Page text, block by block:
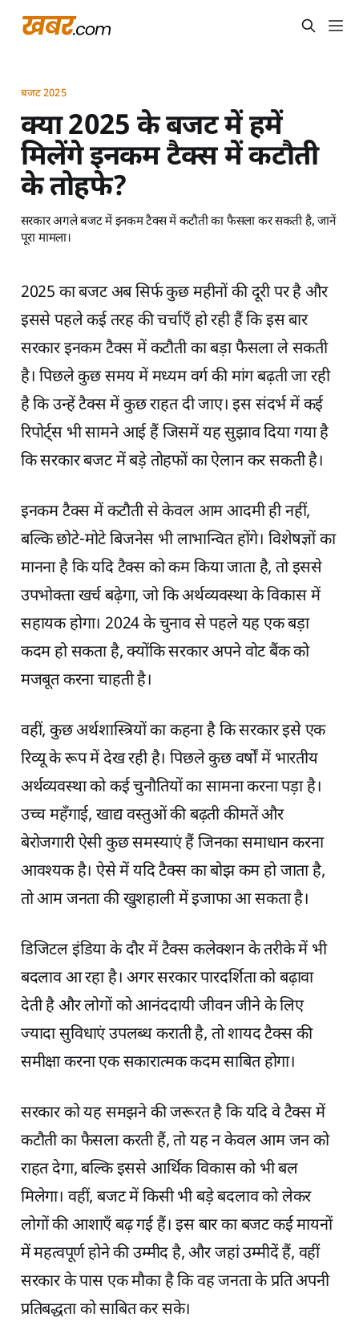
बजट 2025
क्या 2025 के बजट में हमें
मिलेंगे इनकम टैक्स में कटौती
के तोहफे?
सरकार अगले बजट में इनकम टैक्स में कटौती का फैसला कर सकती है, जानें
पूरा मामला।
2025 का बजट अब सिर्फ कुछ महीनों की दूरी पर है और
इससे पहले कई तरह की चर्चाएँ हो रही हैं कि इस बार
सरकार इनकम टैक्स में कटौती का बड़ा फैसला ले सकती
है। पिछले कुछ समय में मध्यम वर्ग की मांग बढ़ती जा रही
है कि उन्हें टैक्स में कुछ राहत दी जाए। इस संदर्भ में कई
रिपोर्ट्स भी सामने आई हैं जिसमें यह सुझाव दिया गया है
कि सरकार बजट में बड़े तोहफों का ऐलान कर सकती है।
इनकम टैक्स में कटौती से केवल आम आदमी ही नहीं,
बल्कि छोटे-मोटे बिजनेस भी लाभान्वित होंगे। विशेषज्ञों का
मानना है कि यदि टैक्स को कम किया जाता है, तो इससे
उपभोक्ता खर्च बढ़ेगा, जो कि अर्थव्यवस्था के विकास में
सहायक होगा। 2024 के चुनाव से पहले यह एक बड़ा
कदम हो सकता है, क्योंकि सरकार अपने वोट बैंक को
मजबूत करना चाहती है।
वहीं, कुछ अर्थशास्त्रियों का कहना है कि सरकार इसे एक
रिव्यू के रूप में देख रही है। पिछले कुछ वर्षों में भारतीय
अर्थव्यवस्था को कई चुनौतियों का सामना करना पड़ा है।
उच्च महँगाई, खाद्य वस्तुओं की बढ़ती कीमतें और
बेरोजगारी ऐसी कुछ समस्याएं हैं जिनका समाधान करना
आवश्यक है। ऐसे में यदि टैक्स का बोझ कम हो जाता है,
तो आम जनता की खुशहाली में इजाफा आ सकता है।
डिजिटल इंडिया के दौर में टैक्स कलेक्शन के तरीके में भी
बदलाव आ रहा है। अगर सरकार पारदर्शिता को बढ़ावा
देती है और लोगों को आनंददायी जीवन जीने के लिए
ज्यादा सुविधाएं उपलब्ध कराती है, तो शायद टैक्स की
समीक्षा करना एक सकारात्मक कदम साबित होगा।
सरकार को यह समझने की जरूरत है कि यदि वे टैक्स में
कटौती का फैसला करती हैं, तो यह न केवल आम जन को
राहत देगा, बल्कि इससे आर्थिक विकास को भी बल
मिलेगा। वहीं, बजट में किसी भी बड़े बदलाव को लेकर
लोगों की आशाएँ बढ़ गई हैं। इस बार का बजट कई मायनों
में महत्वपूर्ण होने की उम्मीद है, और जहां उम्मीदें हैं, वहीं
सरकार के पास एक मौका है कि वह जनता के प्रति अपनी
प्रतिबद्धता को साबित कर सके।